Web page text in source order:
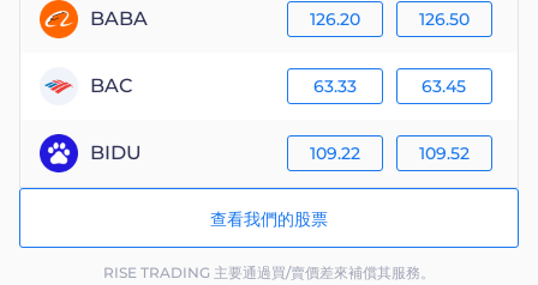
BABA 126.20 126.50
BAC 63.33 63.45
BIDU 109.22 109.52
查看我們的股票
RISE TRADING 主要通過買/賣價差來補償其服務。